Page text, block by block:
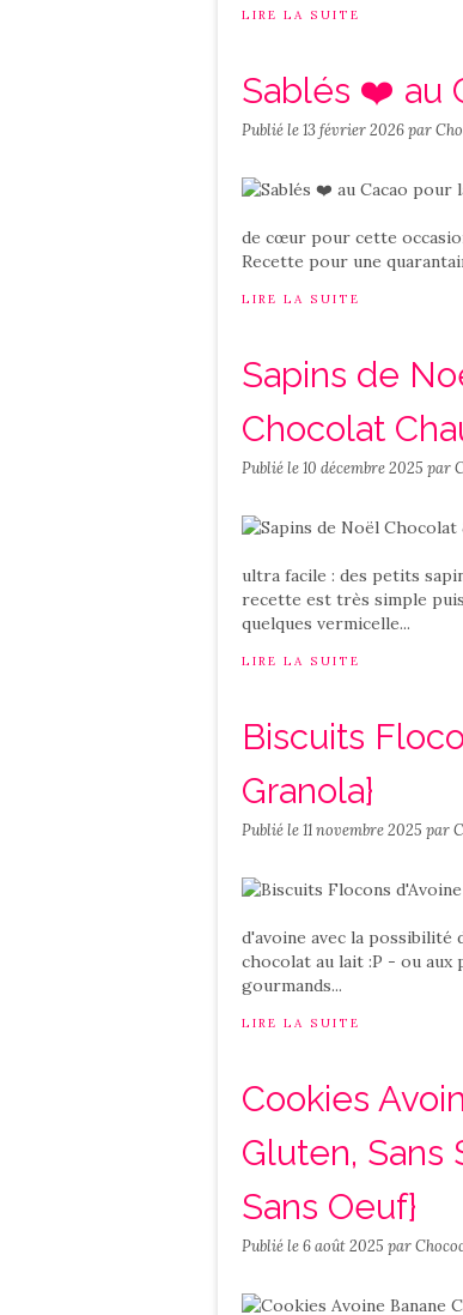
LIRE LA SUITE
Sablés ❤️ au
Publié le13 février 2026par
de cœur pour cette
Recette pour une
LIRE LA SUITE
Sapins de
Chocolat
Publié le10 décembre 2025 par
ultra facile : des petits
recette est très simple
quelques vermicelle...
LIRE LA SUITE
Biscuits
Granola}
Publié le11 novembre 2025 par
d'avoine avec la possibilité
chocolat au lait :P - ou aux
gourmands...
LIRE LA SUITE
Cookies
Gluten, Sans
Sans Oeuf}
Publié le6 août 2025 par